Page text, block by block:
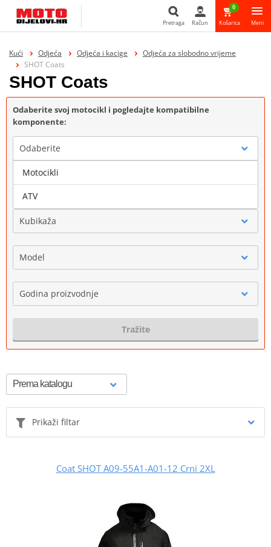
Pretraga
Pretraga Račun
0
Košarica Meni
Kući Odjeća Odjeća i kacige
Odjeća za slobodno vrijeme
SHOT Coats
SHOT Coats
Odaberite svoj motocikl i pogledajte kompatibilne
komponente:
Odaberite
Marka
Kubikaža
Model
Godina proizvodnje
Tražite
Prikaži filtar
Coat SHOT A09-55A1-A01-12 Crni 2XL
Motocikli
ATV